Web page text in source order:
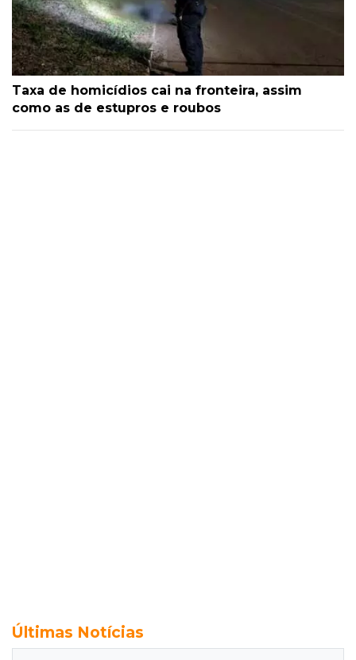
Taxa de homicídios cai na fronteira, assim
como as de estupros e roubos
Últimas Notícias